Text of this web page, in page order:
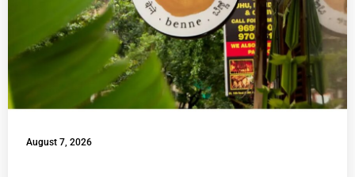
August 7, 2026